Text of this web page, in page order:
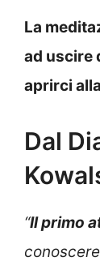
La
ad uscire
aprirci
Dal
“Il primo